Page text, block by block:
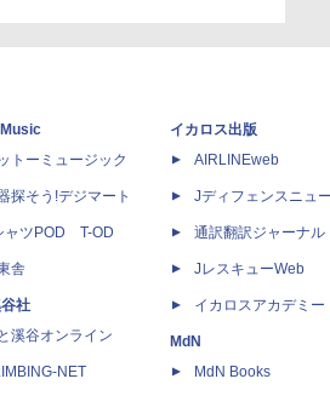
トーミュージック
探そう!デジマート
ャツPOD T-OD
舎
社
溪谷オンライン
NET
イカロス出版
AIRLINEweb
Jディフェンスニュ
通訳翻訳ジャーナル
JレスキューWeb
イカロスアカデミー
MdN
MdN Books